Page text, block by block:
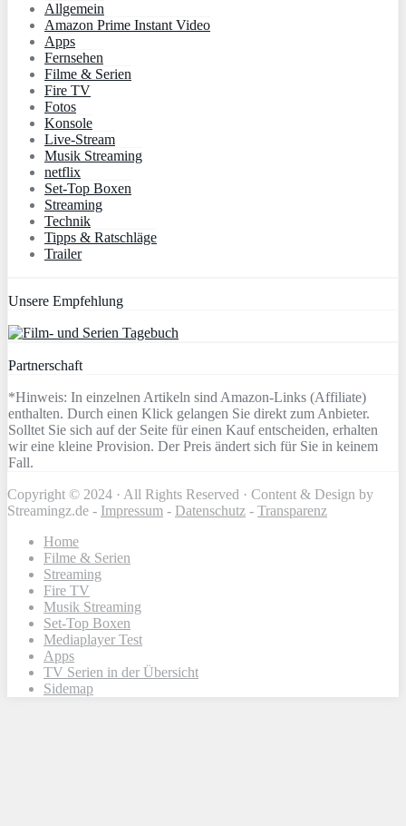
Allgemein
Amazon Prime Instant Video
Apps
Fernsehen
Filme & Serien
Fire TV
Fotos
Konsole
Live-Stream
Musik Streaming
netflix
Set-Top Boxen
Streaming
Technik
Tipps & Ratschläge
Trailer
Unsere Empfehlung
Partnerschaft
*Hinweis: In einzelnen Artikeln sind Amazon-Links (Affiliate)
enthalten. Durch einen Klick gelangen Sie direkt zum Anbieter.
Solltet Sie sich auf der Seite für einen Kauf entscheiden, erhalten
wir eine kleine Provision. Der Preis ändert sich für Sie in keinem
Fall.
Copyright © 2024 · All Rights Reserved · Content & Design by
Streamingz.de - Impressum - Datenschutz - Transparenz
Home
Filme & Serien
Streaming
Fire TV
Musik Streaming
Set-Top Boxen
Mediaplayer Test
Apps
TV Serien in der Übersicht
Sidemap